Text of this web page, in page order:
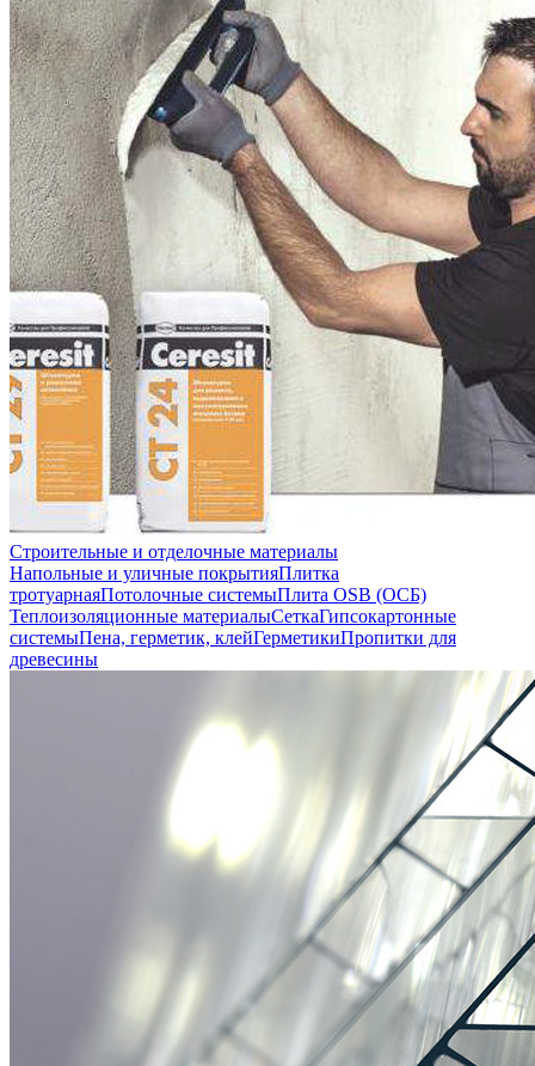
Строительные и отделочные материалы
Напольные и уличные покрытияПлитка
тротуарнаяПотолочные системыПлита OSB (ОСБ)
Теплоизоляционные материалыСеткаГипсокартонные
системыПена, герметик, клейГерметикиПропитки для
древесины